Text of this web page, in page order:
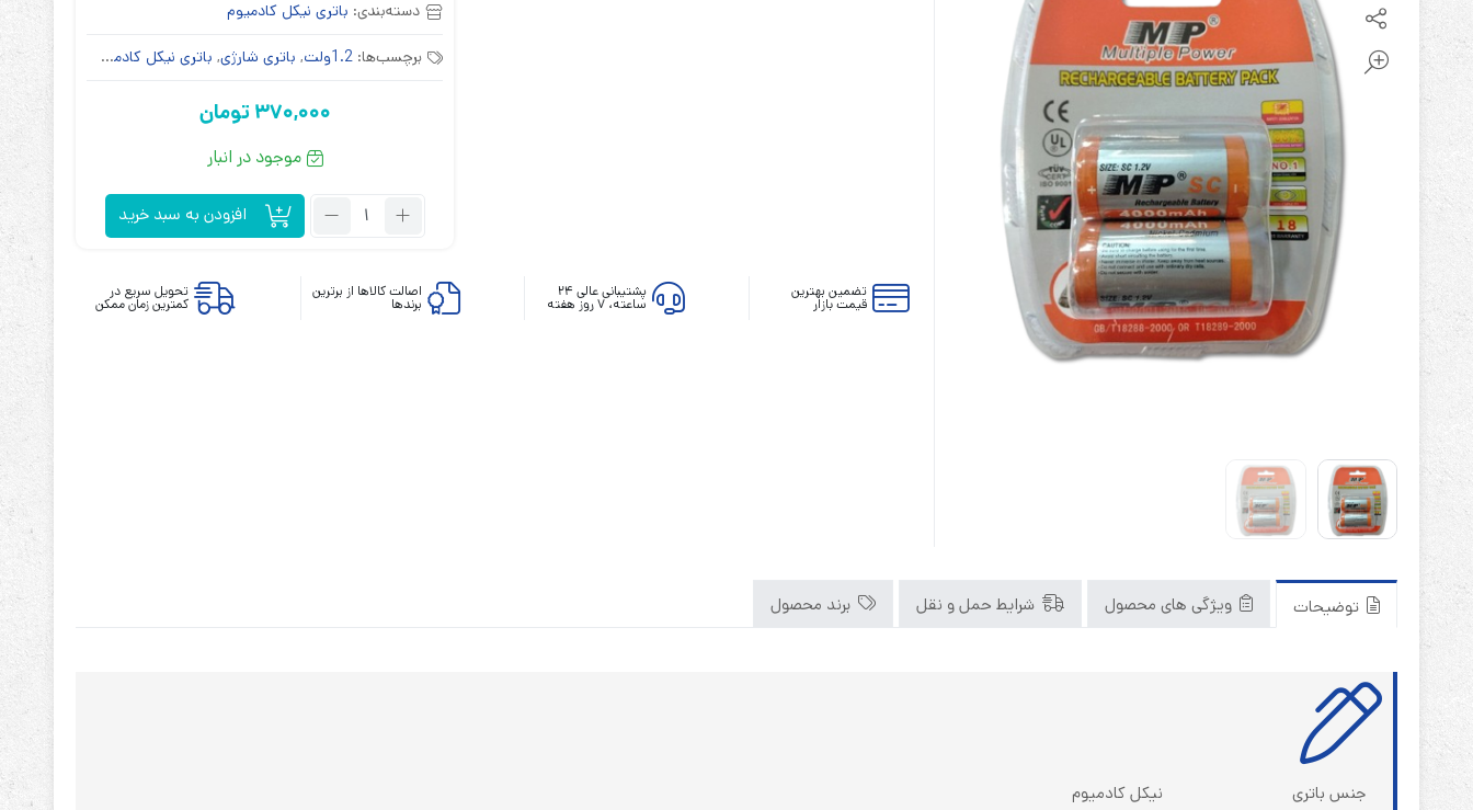
باتری آلکالاین
یونیتکس پاور
ZTY
ترانس ایزوله
روش های تخلیه
دسته‌بندی: باتری نیکل کادمیوم
برچسب‌ها: 1.2ولت , باتری شارژی, باتری نیکل کادمیوم
370,000 تومان
موجود در انبار
تعداد:
SC
افزودن به سبد خرید
تضمین بهترین
قیمت بازار
پشتیبانی عالی ۲۴
ساعته، ۷ روز هفته
اصالت کالاها از برترین
برندها
تحویل سریع در
کمترین زمان ممکن
توضیحات ویژگی های محصول شرایط حمل و نقل برند محصول
جنس باتری نیکل کادمیوم